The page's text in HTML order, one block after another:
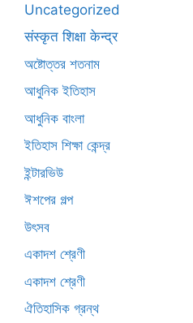
Uncategorized
संस्कृत शिक्षा केन्द्र
অষ্টোত্তর শতনাম
আধুনিক ইতিহাস
আধুনিক বাংলা
ইতিহাস শিক্ষা কেন্দ্র
ইন্টারভিউ
ঈশপের গল্প
উৎসব
একাদশ শ্রেণী
একাদশ শ্রেণী
ঐতিহাসিক গ্রন্থ